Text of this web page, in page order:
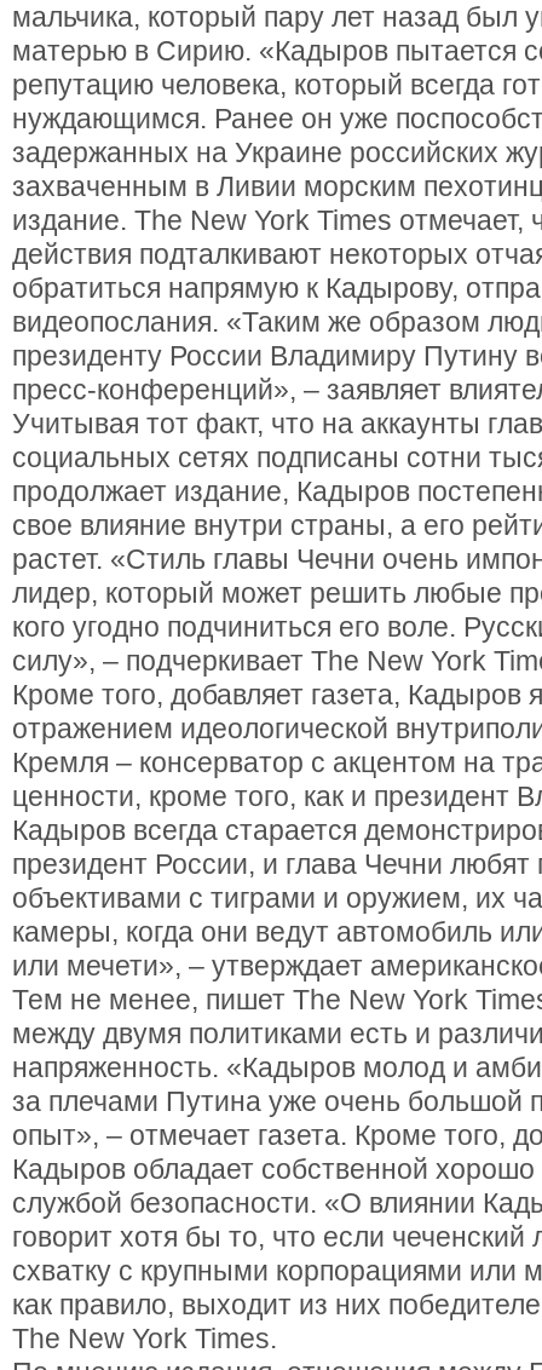
мальчика, который пару лет назад был
матерью в Сирию. «Кадыров пытается
репутацию человека, который всегда
нуждающимся. Ранее он уже
задержанных на Украине российских
захваченным в Ливии морским
издание. The New York Times отмечает,
действия подталкивают некоторых
обратиться напрямую к Кадырову,
видеопослания. «Таким же образом
президенту России Владимиру Путину
пресс-конференций», – заявляет
Учитывая тот факт, что на аккаунты
социальных сетях подписаны сотни
продолжает издание, Кадыров
свое влияние внутри страны, а его
растет. «Стиль главы Чечни очень
лидер, который может решить любые
кого угодно подчиниться его воле.
силу», – подчеркивает The New York
Кроме того, добавляет газета, Кадыров
отражением идеологической
Кремля – консерватор с акцентом на
ценности, кроме того, как и президент
Кадыров всегда старается
президент России, и глава Чечни любят
объективами с тиграми и оружием, их
камеры, когда они ведут автомобиль
или мечети», – утверждает
Тем не менее, пишет The New York
между двумя политиками есть и
напряженность. «Кадыров молод и
за плечами Путина уже очень большой
опыт», – отмечает газета. Кроме того,
Кадыров обладает собственной
службой безопасности. «О влиянии
говорит хотя бы то, что если чеченский
схватку с крупными корпорациями или
как правило, выходит из них
The New York Times.